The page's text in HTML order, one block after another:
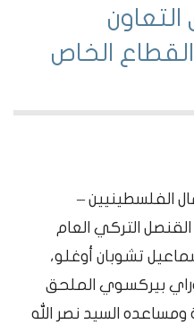
التعاون
الخاص
الفلسطينيين –
التركي العام
تشوبان أوغلو،
بيركسوي الملحق
ومساعده السيد نصر الله